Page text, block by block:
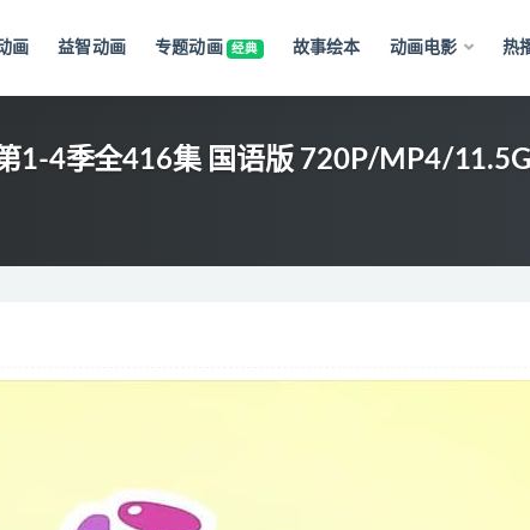
画 益智动画 专题动画 经典 故事绘本 动画电影 热
1-4季全416集 国语版 720P/MP4/